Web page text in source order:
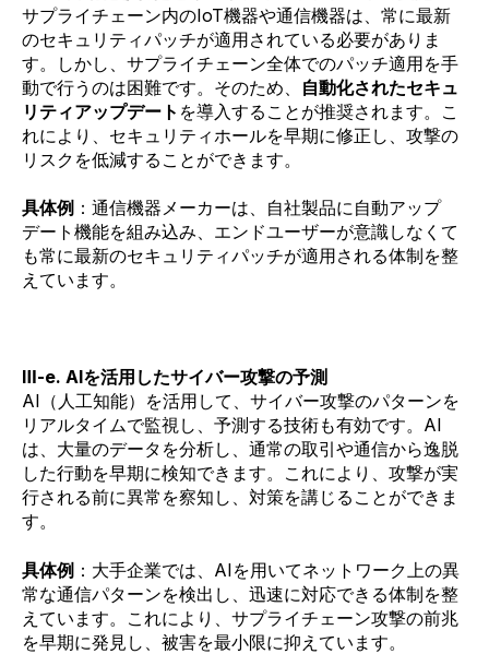
サプライチェーン内のIoT機器や通信機器は、常に最新
のセキュリティパッチが適用されている必要がありま
す。しかし、サプライチェーン全体でのパッチ適用を手
動で行うのは困難です。そのため、 自動化されたセキュ
リティアップデート を導入することが推奨されます。こ
れにより、セキュリティホールを早期に修正し、攻撃の
リスクを低減することができます。
具体例 ：通信機器メーカーは、自社製品に自動アップ
デート機能を組み込み、エンドユーザーが意識しなくて
も常に最新のセキュリティパッチが適用される体制を整
えています。
Ⅲ-e. AIを活用したサイバー攻撃の予測
AI（人工知能）を活用して、サイバー攻撃のパターンを
リアルタイムで監視し、予測する技術も有効です。AI
は、大量のデータを分析し、通常の取引や通信から逸脱
した行動を早期に検知できます。これにより、攻撃が実
行される前に異常を察知し、対策を講じることができま
す。
具体例 ：大手企業では、AIを用いてネットワーク上の異
常な通信パターンを検出し、迅速に対応できる体制を整
えています。これにより、サプライチェーン攻撃の前兆
を早期に発見し、被害を最小限に抑えています。